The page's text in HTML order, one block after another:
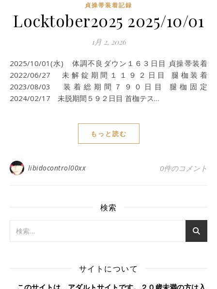
貞操帯装着記録
Locktober2025 2025/10/01
1月 2, 2026
2025/10/01(水) 体調不良ダウン１６３日目 貞操帯装着
2022/06/27 未解錠期間１１９２日目 腿枷装着
2023/08/03 装着総期間７９０日目 腿枷固定
2024/02/17 未脱期間５９２日目 首枷テス…
もっと読む
libidocontrol00xx 0件のコメント
検索
サイトについて
このサイトは、アダルトサイトです。２０歳未満の方は入